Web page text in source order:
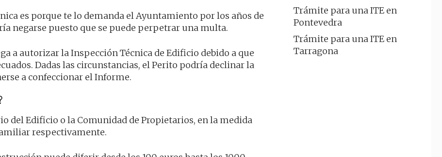
es porque te lo demanda el Ayuntamiento por los años de
negarse puesto que se puede perpetrar una multa.
a autorizar la Inspección Técnica de Edificio debido a que
Dadas las circunstancias, el Perito podría declinar la
a confeccionar el Informe.
del Edificio o la Comunidad de Propietarios, en la medida
respectivamente.
Trámite para una ITE en
Pontevedra
Trámite para una ITE en
Tarragona